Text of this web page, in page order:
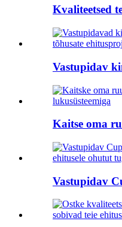
Kvaliteetsed
Vastupidav
Kaitse oma
Vastupidav